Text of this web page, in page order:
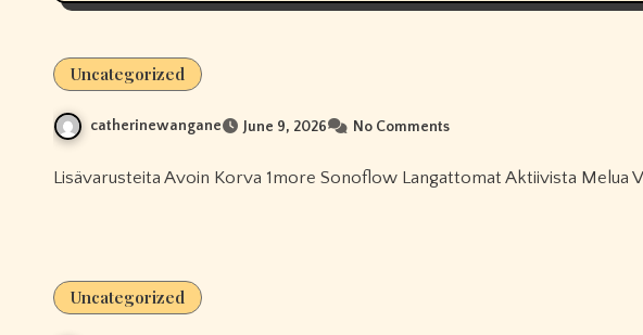
Uncategorized
catherinewangane June 9, 2026 No Comments
Lisävarusteita Avoin Korva 1more Sonoflow Langattomat Aktiivista Melua
Uncategorized